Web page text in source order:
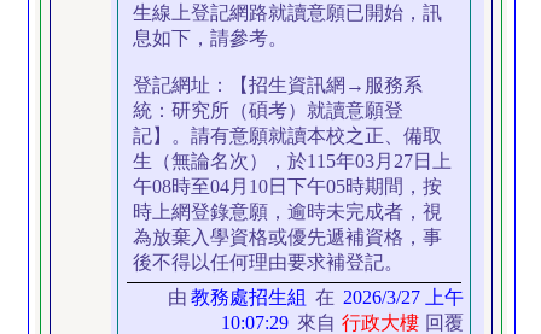
生線上登記網路就讀意願已開始，訊
息如下，請參考。
登記網址：【招生資訊網→服務系
統：研究所（碩考）就讀意願登
記】。請有意願就讀本校之正、備取
生（無論名次），於115年03月27日上
午08時至04月10日下午05時期間，按
時上網登錄意願，逾時未完成者，視
為放棄入學資格或優先遞補資格，事
後不得以任何理由要求補登記。
由 教務處招生組 在 2026/3/27 上午
10:07:29 來自 行政大樓 回覆